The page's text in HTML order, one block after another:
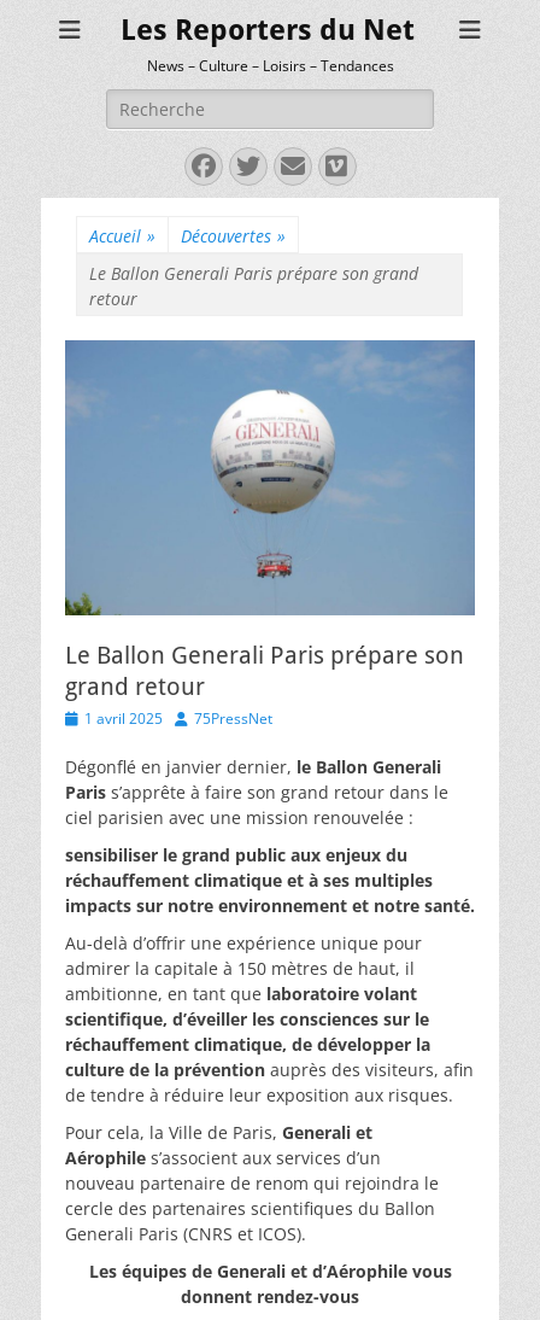
Les Reporters du Net
News – Culture – Loisirs – Tendances
Rechercher :
Facebook
Twitter
E-
mail
Vimeo
Accueil » Découvertes »
Le Ballon Generali Paris prépare son grand
retour
Le Ballon Generali Paris prépare son
grand retour
Posted1 avril 2025 Author
75PressNet
Dégonflé en janvier dernier, le Ballon Generali
Paris s’apprête à faire son grand retour dans le
ciel parisien avec une mission renouvelée :
sensibiliser le grand public aux enjeux du
réchauffement climatique et à ses multiples
impacts sur notre environnement et notre santé.
Au-delà d’offrir une expérience unique pour
admirer la capitale à 150 mètres de haut, il
ambitionne, en tant que laboratoire volant
scientifique, d’éveiller les consciences sur le
réchauffement climatique, de développer la
culture de la prévention auprès des visiteurs, afin
de tendre à réduire leur exposition aux risques.
Pour cela, la Ville de Paris, Generali et
Aérophile s’associent aux services d’un
nouveau partenaire de renom qui rejoindra le
cercle des partenaires scientifiques du Ballon
Generali Paris (CNRS et ICOS).
Les équipes de Generali et d’Aérophile vous
donnent rendez-vous